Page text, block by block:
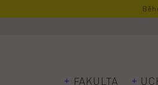
FAKULTA